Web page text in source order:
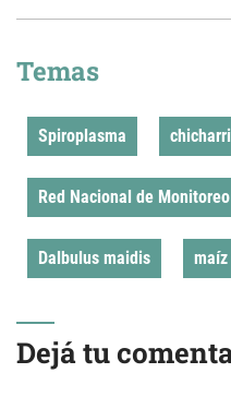
Temas
Spiroplasma
Red Nacional de
Dalbulus maidis
Dejá tu